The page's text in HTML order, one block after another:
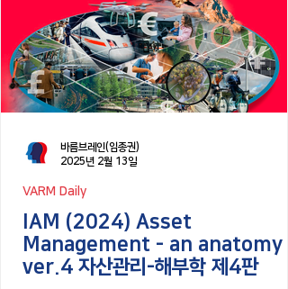
IAM (2024) Asset
Management - an anatomy
ver.4 자산관리-해부학 제4판
VARM Daily
바름브레인(임종권)
2025년 2월 13일